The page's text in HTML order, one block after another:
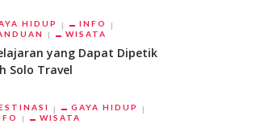
HIDUP
INFO
WISATA
yang Dapat Dipetik
Solo Travel
GAYA HIDUP
WISATA